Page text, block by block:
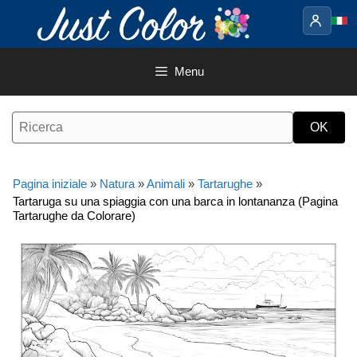
contenuto
Menu
Pagina iniziale » Natura »Animali » Tartarughe »
Tartaruga su una spiaggia con una barca in lontananza (Pagina
Tartarughe da Colorare)